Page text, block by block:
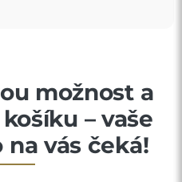
možnost a
– vaše
na vás čeká!